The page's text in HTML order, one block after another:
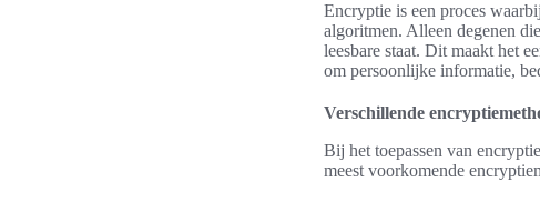
Encryptie is een proces
algoritmen. Alleen degenen
leesbare staat. Dit maakt het
om persoonlijke informatie,
Verschillende
Bij het toepassen van
meest voorkomende